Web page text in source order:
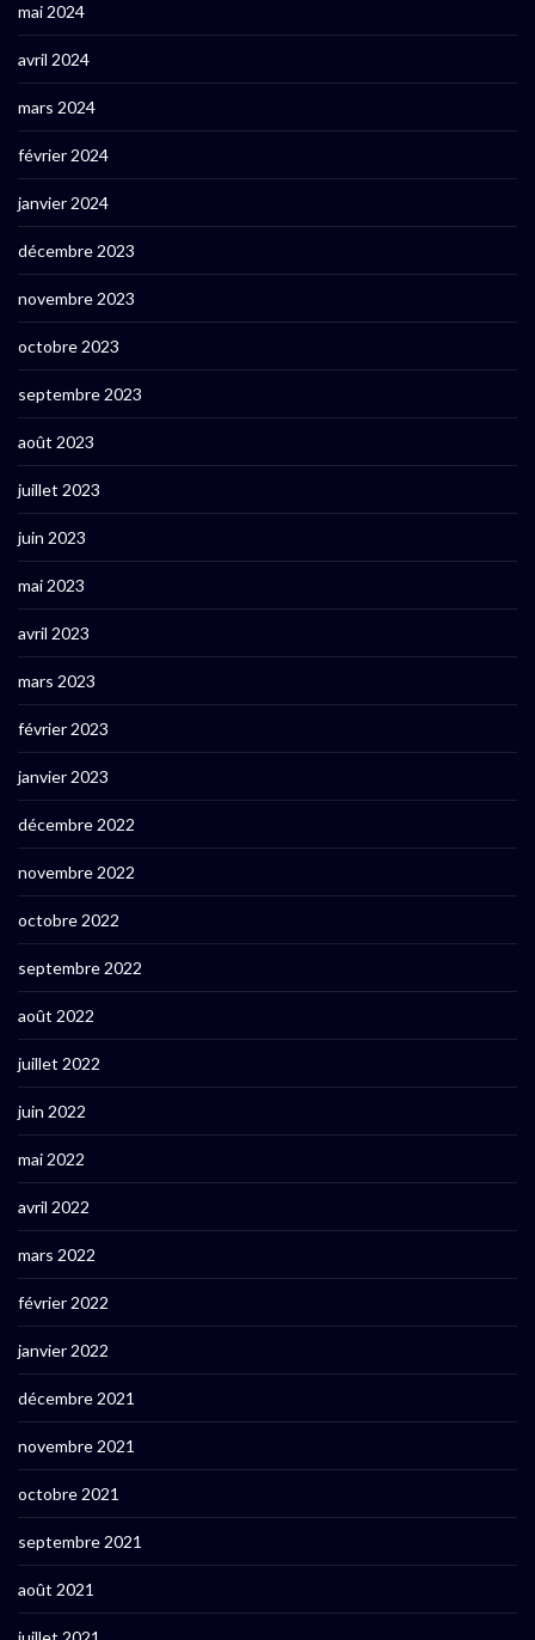
mai 2024
avril 2024
mars 2024
février 2024
janvier 2024
décembre 2023
novembre 2023
octobre 2023
septembre 2023
août 2023
juillet 2023
juin 2023
mai 2023
avril 2023
mars 2023
février 2023
janvier 2023
décembre 2022
novembre 2022
octobre 2022
septembre 2022
août 2022
juillet 2022
juin 2022
mai 2022
avril 2022
mars 2022
février 2022
janvier 2022
décembre 2021
novembre 2021
octobre 2021
septembre 2021
août 2021